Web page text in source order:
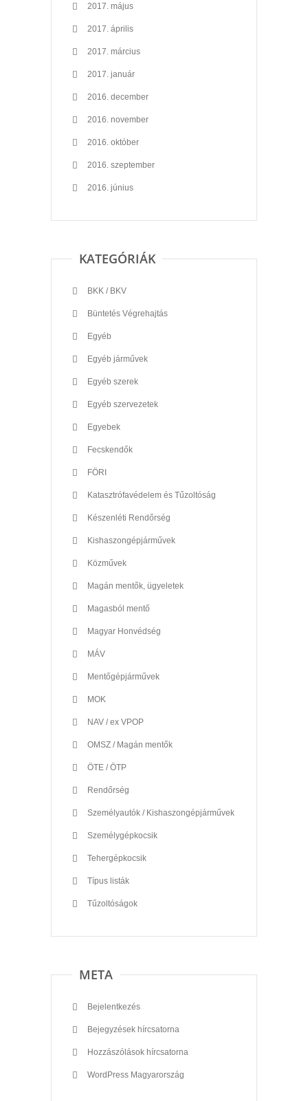
2017. május
2017. április
2017. március
2017. január
2016. december
2016. november
2016. október
2016. szeptember
2016. június
KATEGÓRIÁK
BKK / BKV
Büntetés Végrehajtás
Egyéb
Egyéb járművek
Egyéb szerek
Egyéb szervezetek
Egyebek
Fecskendők
FÖRI
Katasztrófavédelem és Tűzoltóság
Készenléti Rendőrség
Kishaszongépjárművek
Közművek
Magán mentők, ügyeletek
Magasból mentő
Magyar Honvédség
MÁV
Mentőgépjárművek
MOK
NAV / ex VPOP
OMSZ / Magán mentők
ÖTE / ÖTP
Rendőrség
Személyautók / Kishaszongépjárművek
Személygépkocsik
Tehergépkocsik
Típus listák
Tűzoltóságok
META
Bejelentkezés
Bejegyzések hírcsatorna
Hozzászólások hírcsatorna
WordPress Magyarország